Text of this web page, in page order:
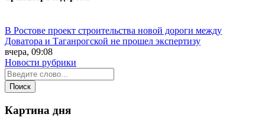
В Ростове проект строительства новой дороги между
Доватора и Таганрогской не прошел экспертизу
вчера, 09:08
Новости рубрики
Картина дня